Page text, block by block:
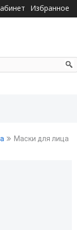
Избранное
Маски для лица